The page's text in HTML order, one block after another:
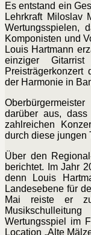
Es entstand ein
Lehrkraft Miloslav
Wertungsspielen,
Komponisten und
Louis Hartmann
einziger
Preisträgerkonzert
der Harmonie in
darüber aus,
zahlreichen
durch diese jungen
Über den
berichtet. Im Jahr
denn Louis
Landesebene für
Mai reiste er
Wertungsspiel im
Location „Alte